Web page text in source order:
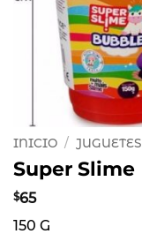
INICIO / JUGUETES
Super Slime
$65
150 G